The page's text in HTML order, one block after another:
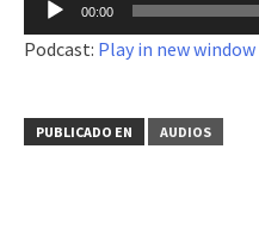
audio
00:00
Podcast: Play in new window
PUBLICADO EN AUDIOS